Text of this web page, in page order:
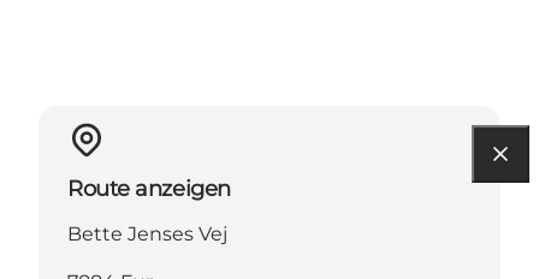
Route anzeigen
Bette Jenses Vej